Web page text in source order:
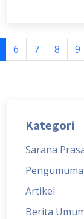
6 7 8 9
Kategori
Sarana
Artikel
Berita